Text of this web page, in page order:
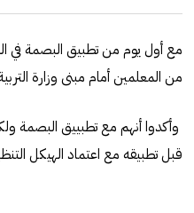
مع أول يوم من تطبيق البصمة في
من المعلمين أمام مبنى وزارة
وأكدوا أنهم مع تطبييق
قبل تطبيقه مع اعتماد الهيكل